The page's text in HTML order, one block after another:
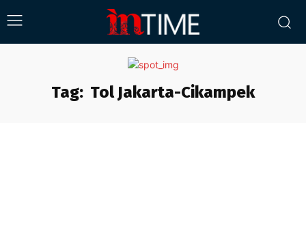
Tag: Tol Jakarta-Cikampek